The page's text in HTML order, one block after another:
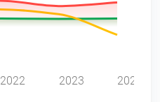
2022 2023 2024